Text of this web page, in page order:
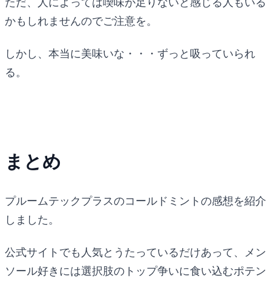
かもしれませんのでご注意を。
しかし、本当に美味いな・・・ずっと吸っていられ
る。
まとめ
プルームテックプラスのコールドミントの感想を紹介
しました。
公式サイトでも人気とうたっているだけあって、メン
ソール好きには選択肢のトップ争いに食い込むポテン